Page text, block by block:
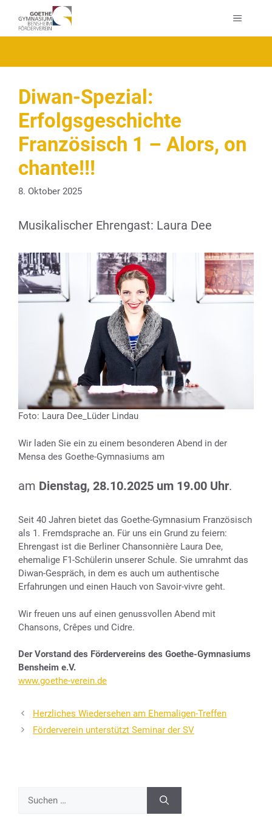
Inhalt
springen
MENÜ
Diwan-Spezial:
Erfolgsgeschichte
Französisch 1 – Alors, on
chante!!!
8. Oktober 2025
Musikalischer Ehrengast: Laura Dee
Foto: Laura Dee_Lüder Lindau
Wir laden Sie ein zu einem besonderen Abend in der
Mensa des Goethe-Gymnasiums am
am Dienstag, 28.10.2025 um 19.00 Uhr.
Seit 40 Jahren bietet das Goethe-Gymnasium Französisch
als 1. Fremdsprache an. Für uns ein Grund zu feiern:
Ehrengast ist die Berliner Chansonnière Laura Dee,
ehemalige F1-Schülerin unserer Schule. Sie umrahmt das
Diwan-Gespräch, in dem es auch um authentische
Erfahrungen und einen Hauch von Savoir-vivre geht.
Wir freuen uns auf einen genussvollen Abend mit
Chansons, Crêpes und Cidre.
Der Vorstand des Fördervereins des Goethe-Gymnasiums
Bensheim e.V.
www.goethe-verein.de
Herzliches Wiedersehen am Ehemaligen-Treffen
Förderverein unterstützt Seminar der SV
nach: